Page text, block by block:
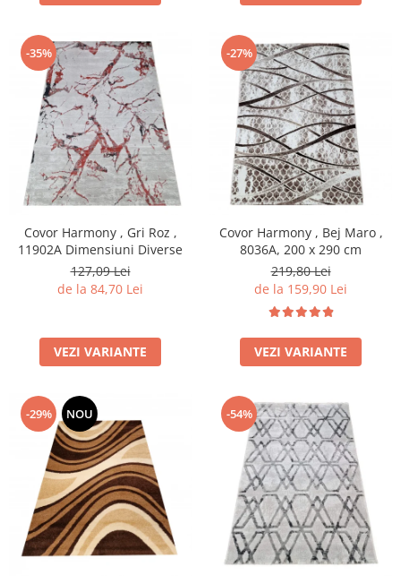
-35%
Covor Harmony , Gri Roz ,
11902A Dimensiuni Diverse
127,09 Lei
de la 84,70 Lei
VEZI VARIANTE
-27%
Covor Harmony , Bej Maro ,
8036A, 200 x 290 cm
219,80 Lei
de la 159,90 Lei
VEZI VARIANTE
-29% NOU -54%